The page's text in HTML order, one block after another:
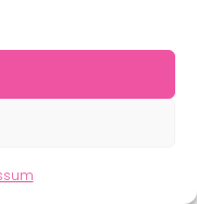
gGmbH - Alle